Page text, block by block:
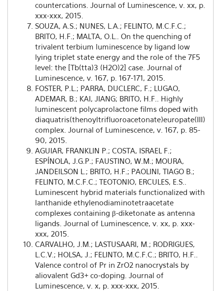
countercations. Journal of Luminescence, v. xx, p.
xxx-xxx, 2015.
SOUZA, A.S.; NUNES, L.A.; FELINTO, M.C.F.C.;
BRITO, H.F.; MALTA, O.L.. On the quenching of
trivalent terbium luminescence by ligand low
lying triplet state energy and the role of the 7F5
level: the [Tb(tta)3 (H2O)2] case. Journal of
Luminescence, v. 167, p. 167-171, 2015.
FOSTER, P.L.; PARRA, DUCLERC, F.; LUGAO,
ADEMAR, B.; KAI, JIANG; BRITO, H.F.. Highly
luminescent polycaprolactone films doped with
diaquatris(thenoyltrifluoroacetonate)europate(III)
complex. Journal of Luminescence, v. 167, p. 85-
90, 2015.
AGUIAR, FRANKLIN P.; COSTA, ISRAEL F.;
ESPÍNOLA, J.G.P.; FAUSTINO, W.M.; MOURA,
JANDEILSON L.; BRITO, H.F.; PAOLINI, TIAGO B.;
FELINTO, M.C.F.C.; TEOTONIO, ERCULES, E.S..
Luminescent hybrid materials functionalized with
lanthanide ethylenodiaminotetraacetate
complexes containing β-diketonate as antenna
ligands. Journal of Luminescence, v. xx, p. xxx-
xxx, 2015.
CARVALHO, J.M.; LASTUSAARI, M.; RODRIGUES,
L.C.V.; HOLSA, J.; FELINTO, M.C.F.C.; BRITO, H.F..
Valence control of Pr in ZrO2 nanocrystals by
aliovalent Gd3+ co-doping. Journal of
Luminescence, v. x, p. xxx-xxx, 2015.